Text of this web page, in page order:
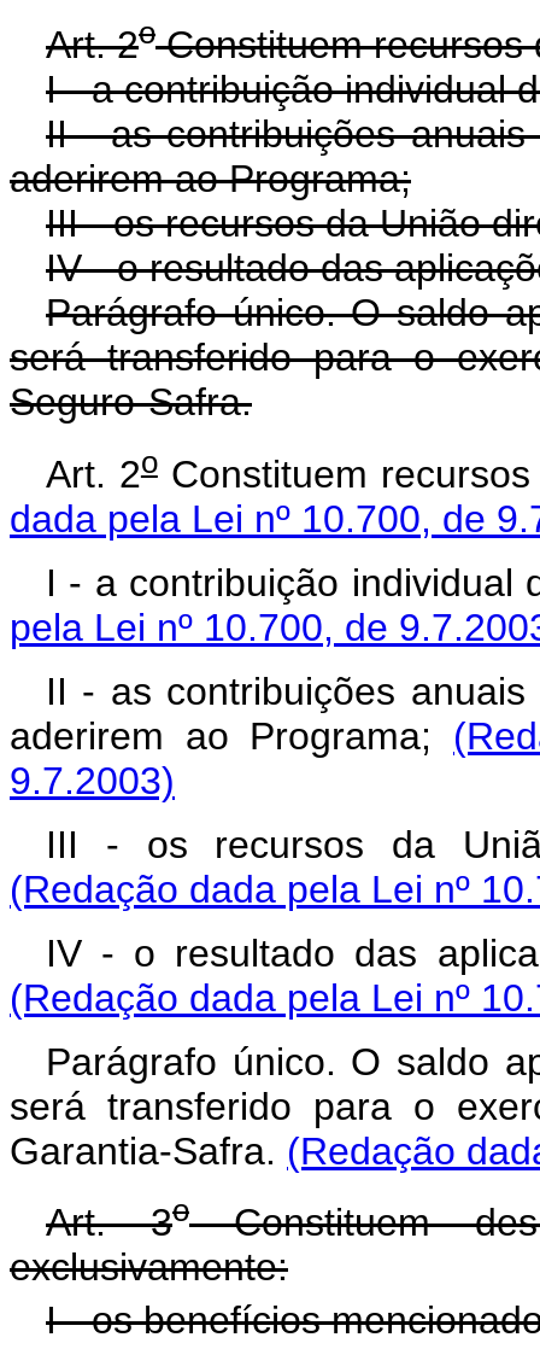
Art. 2oConstituem recursos
I - a contribuição individual
II - as contribuições
aderirem ao Programa;
III - os recursos da União
IV - o resultado das
Parágrafo único. O saldo
será transferido para o
Seguro-Safra.
Art. 2oConstituem
dada pela Lei nº 10.700, de
I - a contribuição individual
pela Lei nº 10.700, de
II - as contribuições
aderirem ao Programa;
9.7.2003)
III - os recursos da
(Redação dada pela Lei nº
IV - o resultado das
(Redação dada pela Lei nº
Parágrafo único. O saldo
será transferido para o
Garantia-Safra. (Redação
Art. 3oConstituem
exclusivamente:
I - os benefícios